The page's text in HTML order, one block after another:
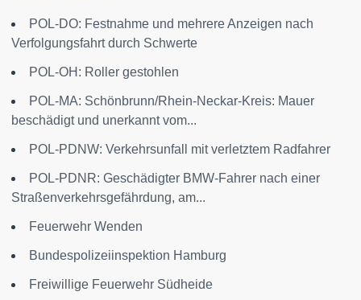
POL-DO: Festnahme und mehrere Anzeigen nach
Verfolgungsfahrt durch Schwerte
POL-OH: Roller gestohlen
POL-MA: Schönbrunn/Rhein-Neckar-Kreis: Mauer
beschädigt und unerkannt vom...
POL-PDNW: Verkehrsunfall mit verletztem Radfahrer
POL-PDNR: Geschädigter BMW-Fahrer nach einer
Straßenverkehrsgefährdung, am...
Feuerwehr Wenden
Bundespolizeiinspektion Hamburg
Freiwillige Feuerwehr Südheide